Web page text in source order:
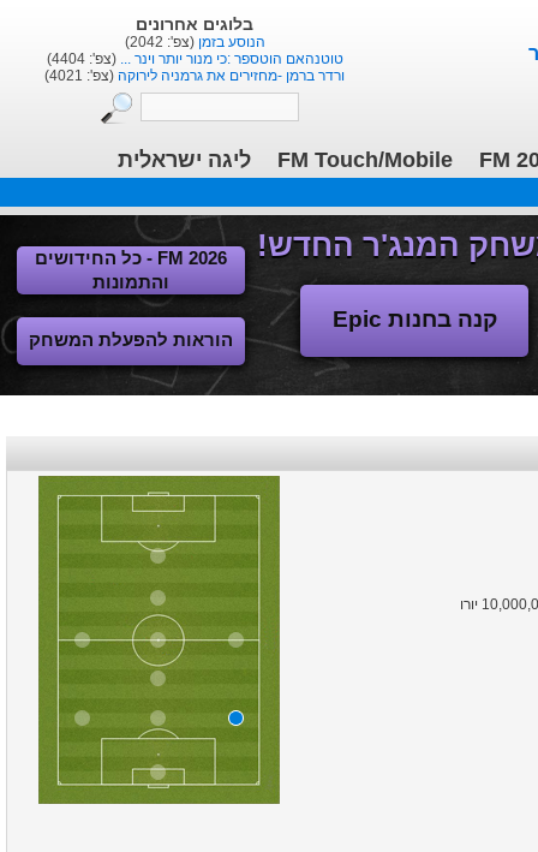
בלוגים אחרונים
הנוסע בזמן(צפ': 2042)
טוטנהאם הוטספר :כי מנור יותר וינר ...(צפ': 4404)
ורדר ברמן -מחזירים את גרמניה לירוקה (צפ': 4021)
FM
FM Touch/Mobile ליגה ישראלית
קנה בחנות Epic
FM 2026 - כל החידושים
והתמונות
הוראות להפעלת המשחק